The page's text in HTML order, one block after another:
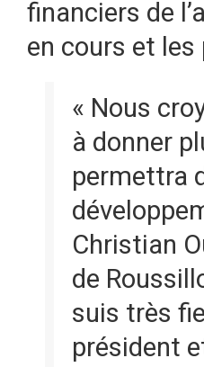
financiers de
en cours et
« Nous
à donner
permettra
Christian
de
suis très
président